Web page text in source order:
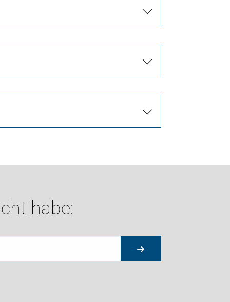
habe: